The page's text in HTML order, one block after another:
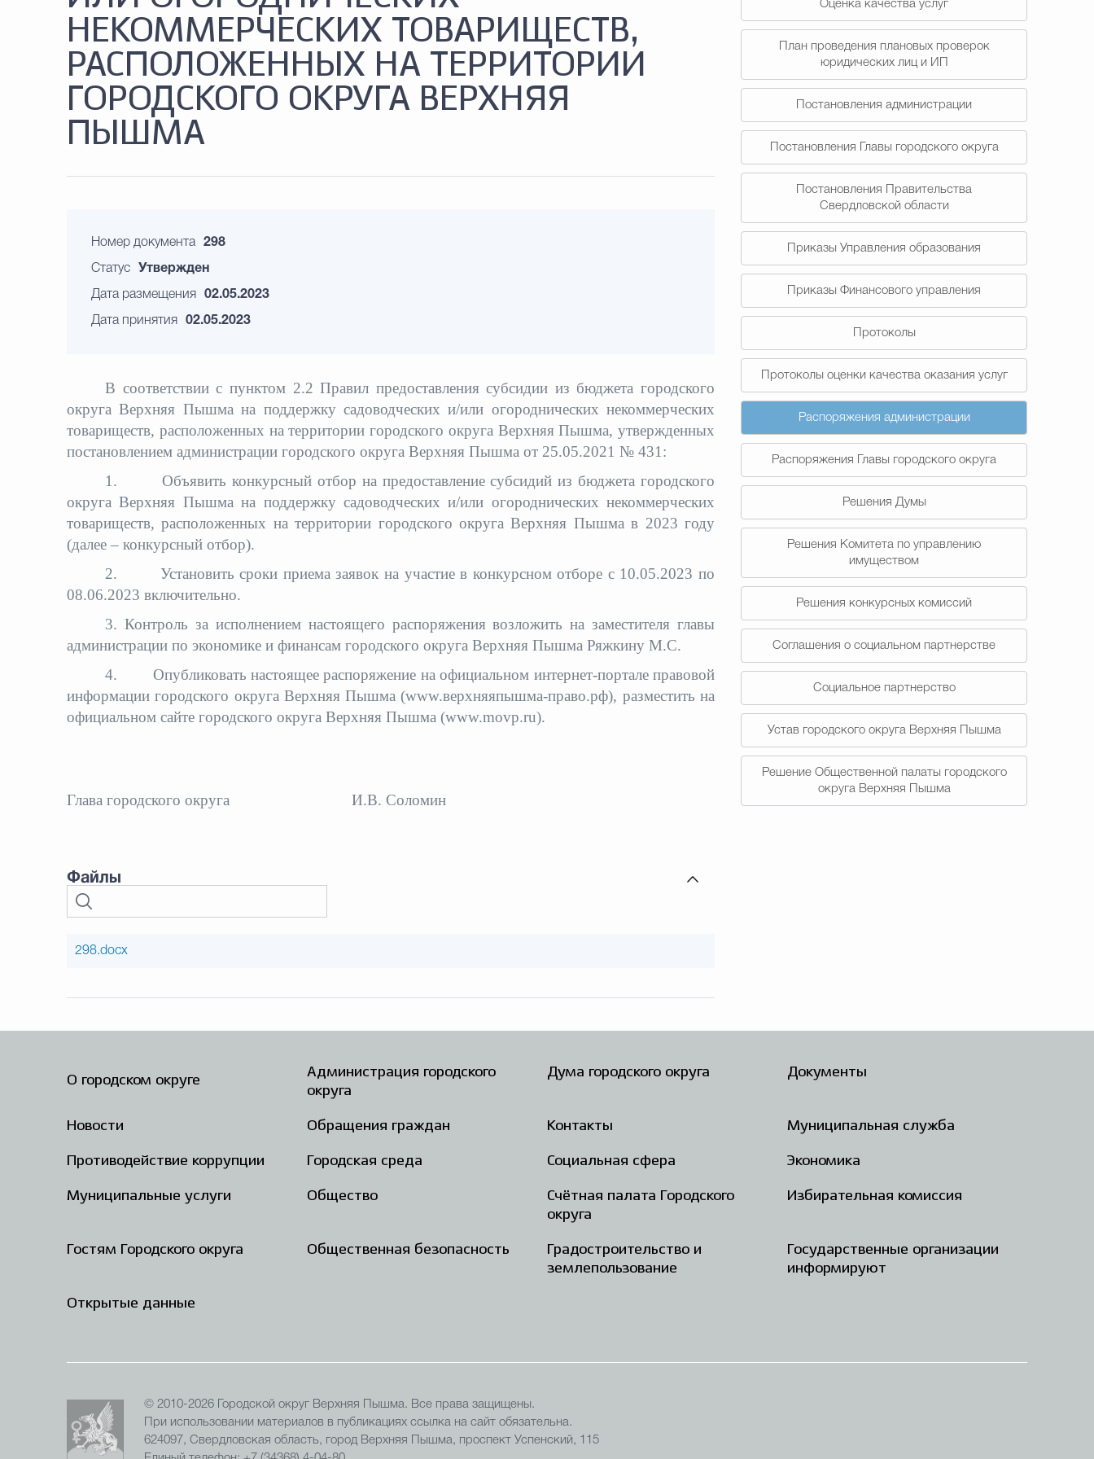
Оценка качества услуг
План проведения плановых проверок
юридических лиц и ИП
Постановления администрации
Постановления Главы городского округа
Постановления Правительства
Свердловской области
Приказы Управления образования
Приказы Финансового управления
Протоколы
Протоколы оценки качества оказания услуг
Распоряжения администрации
Распоряжения Главы городского округа
Решения Думы
Решения Комитета по управлению
имуществом
Решения конкурсных комиссий
Соглашения о социальном партнерстве
Социальное партнерство
Устав городского округа Верхняя Пышма
Решение Общественной палаты городского
округа Верхняя Пышма
НЕКОММЕРЧЕСКИХ ТОВАРИЩЕСТВ,
РАСПОЛОЖЕННЫХ НА ТЕРРИТОРИИ
ГОРОДСКОГО ОКРУГА ВЕРХНЯЯ
ПЫШМА
Номер документа 298
Статус Утвержден
Дата размещения 02.05.2023
Дата принятия 02.05.2023
В соответствии с пунктом 2.2 Правил предоставления субсидии из бюджета городского
округа Верхняя Пышма на поддержку садоводческих и/или огороднических некоммерческих
товариществ, расположенных на территории городского округа Верхняя Пышма, утвержденных
постановлением администрации городского округа Верхняя Пышма от 25.05.2021 № 431:
1. Объявить конкурсный отбор на предоставление субсидий из бюджета городского
округа Верхняя Пышма на поддержку садоводческих и/или огороднических некоммерческих
товариществ, расположенных на территории городского округа Верхняя Пышма в 2023 году
(далее – конкурсный отбор).
2. Установить сроки приема заявок на участие в конкурсном отборе с 10.05.2023 по
08.06.2023 включительно.
3. Контроль за исполнением настоящего распоряжения возложить на заместителя главы
администрации по экономике и финансам городского округа Верхняя Пышма Ряжкину М.С.
4. Опубликовать настоящее распоряжение на официальном интернет-портале правовой
информации городского округа Верхняя Пышма (www.верхняяпышма-право.рф), разместить на
официальном сайте городского округа Верхняя Пышма (www.movp.ru).
Глава городского округа И.В. Соломин
Файлы
298.docx
О городском округе
Администрация городского
округа
Дума городского округа Документы
Новости Обращения граждан Контакты Муниципальная служба
Противодействие коррупции Городская среда Социальная сфера Экономика
Муниципальные услуги Общество
Счётная палата Городского
округа
Избирательная комиссия
Гостям Городского округа Общественная безопасность
Градостроительство и
землепользование
Государственные организации
информируют
Открытые данные
© 2010-2026 Городской округ Верхняя Пышма. Все права защищены.
При использовании материалов в публикациях ссылка на сайт обязательна.
624097, Свердловская область, город Верхняя Пышма, проспект Успенский, 115